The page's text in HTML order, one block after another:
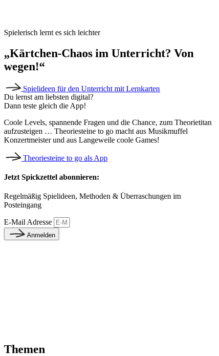
Spielerisch lernt es sich leichter
„Kärtchen-Chaos im Unterricht? Von
wegen!“
Spielideen für den Unterricht mit Lernkarten
Du lernst am liebsten digital?
Dann teste gleich die App!
Coole Levels, spannende Fragen und die Chance, zum Theorietitan
aufzusteigen … Theoriesteine to go macht aus Musikmuffel
Konzertmeister und aus Langeweile coole Games!
Theoriesteine to go als App
Jetzt Spickzettel abonnieren:
Regelmäßig Spielideen, Methoden & Überraschungen im
Posteingang
E-Mail Adresse
Anmelden
Themen